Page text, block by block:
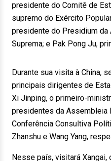
presidente do Comitê de
supremo do Exército
presidente do Presidium da
Suprema; e Pak Pong Ju,
Durante sua visita à China,
principais dirigentes de
Xi Jinping, o primeiro-
presidentes da Assembleia
Conferência Consultiva
Zhanshu e Wang Yang,
Nesse país, visitará Xangai,